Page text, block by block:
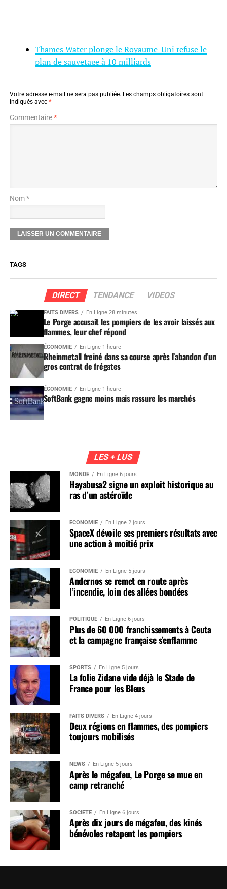
Thames Water plonge le Royaume-Uni refuse le
plan de sauvetage à 10 milliards
Votre adresse e-mail ne sera pas publiée. Les champs obligatoires sont
indiqués avec *
Commentaire*
Nom *
TAGS
DIRECT TENDANCE VIDEOS
FAITS DIVERS En Ligne 28 minutes
Le Porge accusait les pompiers de les avoir laissés aux
flammes, leur chef répond
ÉCONOMIE En Ligne 1 heure
Rheinmetall freiné dans sa course après l’abandon d’un
gros contrat de frégates
ÉCONOMIE En Ligne 1 heure
SoftBank gagne moins mais rassure les marchés
LES + LUS
MONDE En Ligne 6 jours
Hayabusa2 signe un exploit historique au
ras d’un astéroïde
ÉCONOMIE En Ligne 2 jours
SpaceX dévoile ses premiers résultats avec
une action à moitié prix
ÉCONOMIE En Ligne 5 jours
Andernos se remet en route après
l’incendie, loin des allées bondées
POLITIQUE En Ligne 6 jours
Plus de 60 000 franchissements à Ceuta
et la campagne française s’enflamme
SPORTS En Ligne 5 jours
La folie Zidane vide déjà le Stade de
France pour les Bleus
FAITS DIVERS En Ligne 4 jours
Deux régions en flammes, des pompiers
toujours mobilisés
NEWS En Ligne 5 jours
Après le mégafeu, Le Porge se mue en
camp retranché
SOCIÉTÉ En Ligne 6 jours
Après dix jours de mégafeu, des kinés
bénévoles retapent les pompiers